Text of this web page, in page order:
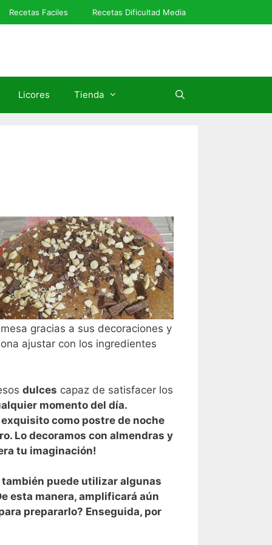
Recetas Faciles Recetas Dificultad Media
Licores Tienda
gracias a sus decoraciones y
ajustar con los ingredientes
dulces capaz de satisfacer los
momento del día.
como postre de noche
Lo decoramos con almendras y
tu imaginación!
también puede utilizar algunas
esta manera, amplificará aún
prepararlo? Enseguida, por